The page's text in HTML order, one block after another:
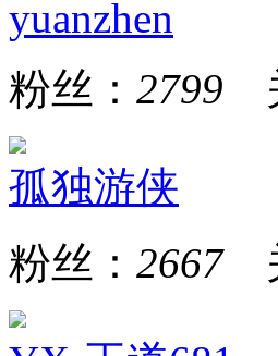
yuanzhen
粉丝： 2799
孤独游侠
粉丝： 2667